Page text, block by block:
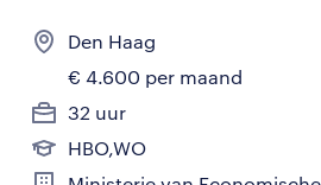
Den Haag
€ 4.600 per maand
32 uur
HBO,WO